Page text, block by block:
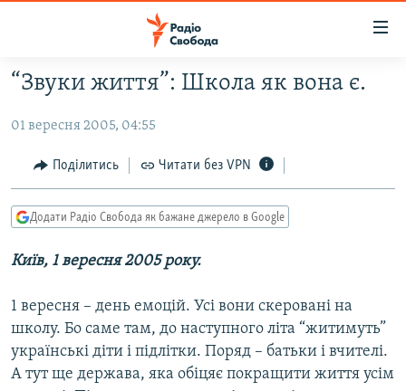
Перейти
основного
Перейти
до
основної
навігації
Перейти
пошуку
РАДІО СВОБОДА – 70 РОКІВ
ВСЕ ЗА ДОБУ
СТАТТІ
ЕКОНОМІКА
СУСПІЛЬСТВО
СПОРТ
УКРАЇНА
ВІЙНА
РОСІЙСЬКА «ФІЛЬТРАЦІЯ»
ДОНБАС.РЕАЛІЇ
ТИ ЯК?
СХЕМИ
“Звуки життя”: Школа як вона є.
01 вересня 2005, 04:55
Поділитись Читати без VPN
Додати Радіо Свобода як бажане джерело в Google
Київ, 1 вересня 2005 року.
1 вересня – день емоцій. Усі вони скеровані на
школу. Бо саме там, до наступного літа “житимуть”
українські діти і підлітки. Поряд – батьки і вчителі.
А тут ще держава, яка обіцяє покращити життя усім